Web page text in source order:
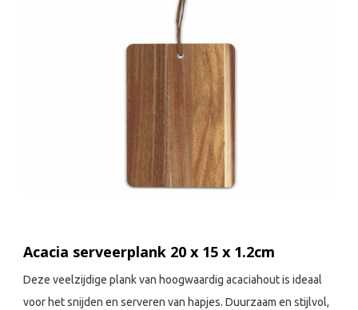
Acacia serveerplank 20 x 15 x 1.2cm
Deze veelzijdige plank van hoogwaardig acaciahout is ideaal
voor het snijden en serveren van hapjes. Duurzaam en stijlvol,